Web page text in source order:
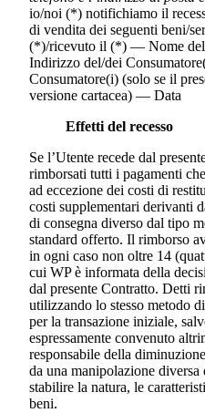
io/noi (*) notifichiamo il
di vendita dei seguenti beni/
(*)/ricevuto il (*) — Nome
Indirizzo del/dei
Consumatore(i) (solo se il
versione cartacea) — Data
Effetti del recesso
Se l’Utente recede dal
rimborsati tutti i pagamenti
ad eccezione dei costi di
costi supplementari derivanti
di consegna diverso dal tipo
standard offerto. Il rimborso
in ogni caso non oltre 14
cui WP è informata della
dal presente Contratto. Detti
utilizzando lo stesso metodo
per la transazione iniziale,
espressamente convenuto
responsabile della
da una manipolazione diversa
stabilire la natura, le
beni.